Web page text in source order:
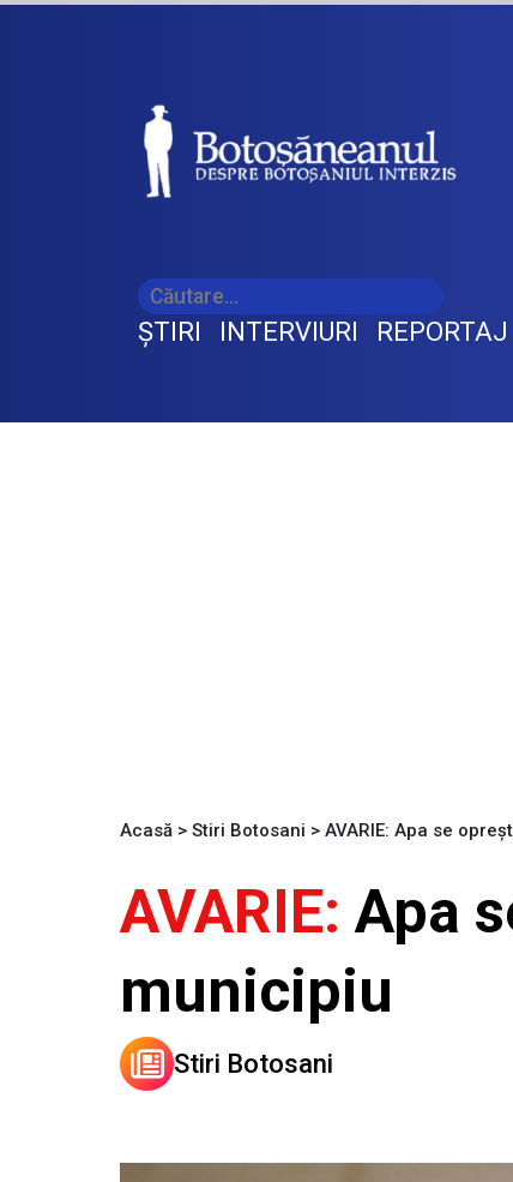
ŞTIRI INTERVIURI REPORTAJ
Acasă > Stiri Botosani > AVARIE: Apa se
AVARIE:Apa
municipiu
Stiri Botosani